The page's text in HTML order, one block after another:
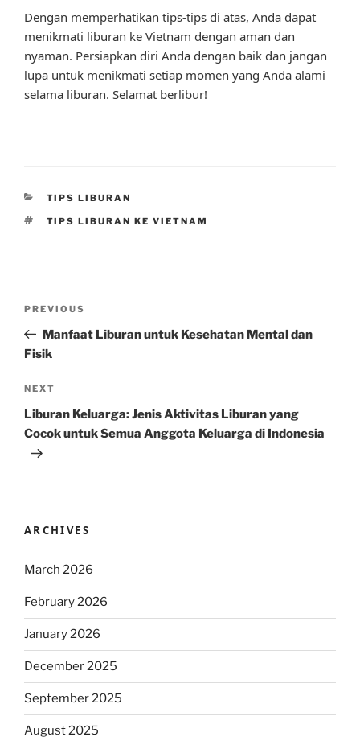
Dengan memperhatikan tips-tips di atas, Anda dapat
menikmati liburan ke Vietnam dengan aman dan
nyaman. Persiapkan diri Anda dengan baik dan jangan
lupa untuk menikmati setiap momen yang Anda alami
selama liburan. Selamat berlibur!
CATEGORIES
TIPS LIBURAN
TAGS
TIPS LIBURAN KE VIETNAM
Previous
Post
PREVIOUS
Manfaat Liburan untuk Kesehatan Mental dan
Fisik
Next
Post
NEXT
Liburan Keluarga: Jenis Aktivitas Liburan yang
Cocok untuk Semua Anggota Keluarga di Indonesia
ARCHIVES
March 2026
February 2026
January 2026
December 2025
September 2025
August 2025